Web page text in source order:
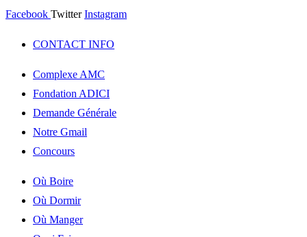
Facebook Twitter Instagram
CONTACT INFO
Complexe AMC
Fondation ADICI
Demande Générale
Notre Gmail
Concours
Où Boire
Où Dormir
Où Manger